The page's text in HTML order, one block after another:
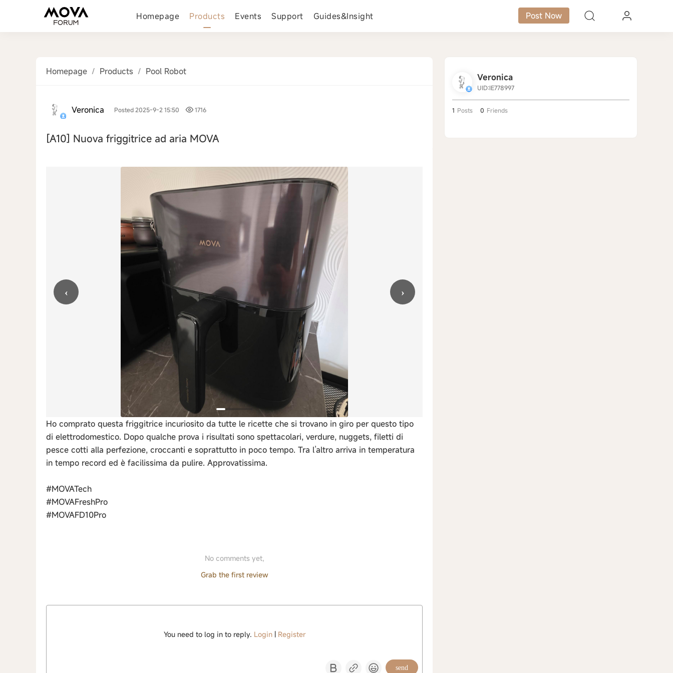
Homepage Products Events Support Guides&Insight Post Now
Homepage / Products / Pool Robot
Veronica Posted 2025-9-2 15:50 1716
[A10] Nuova friggitrice ad aria MOVA
‹ ›
Ho comprato questa friggitrice incuriosito da tutte le ricette che si trovano in giro per questo tipo
di elettrodomestico. Dopo qualche prova i risultati sono spettacolari, verdure, nuggets, filetti di
pesce cotti alla perfezione, croccanti e soprattutto in poco tempo. Tra l’altro arriva in temperatura
in tempo record ed è facilissima da pulire. Approvatissima.
#MOVATech
#MOVAFreshPro
#MOVAFD10Pro
No comments yet,
Grab the first review
You need to log in to reply. Login| Register
send
Veronica
UID:IE778997
1 Posts 0 Friends